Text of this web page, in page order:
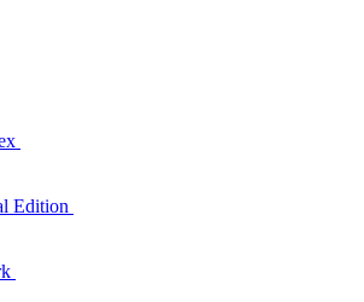
Edition